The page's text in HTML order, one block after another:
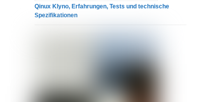
Qinux Klyno, Erfahrungen, Tests und technische
Spezifikationen